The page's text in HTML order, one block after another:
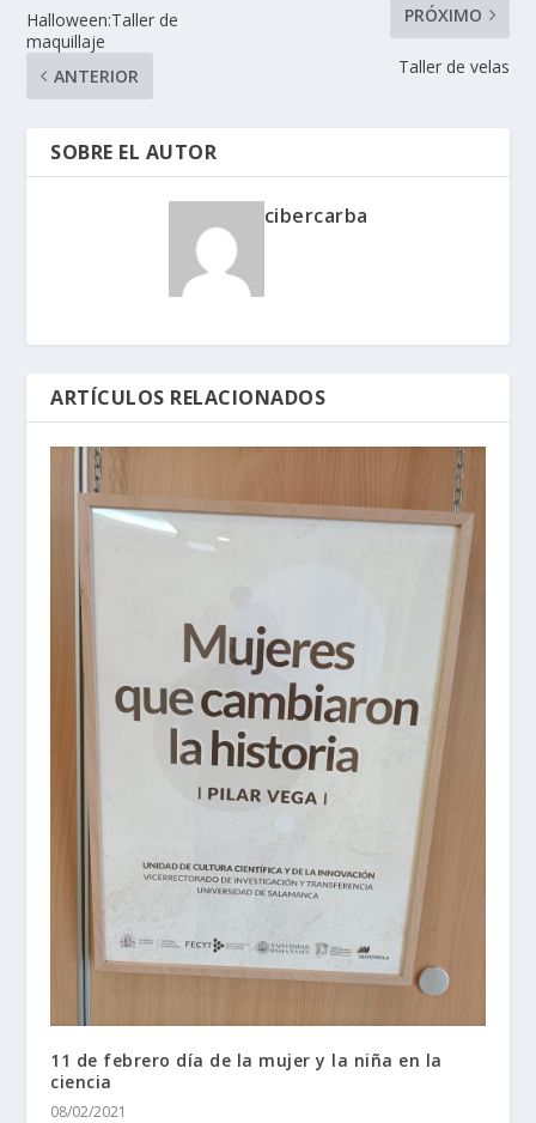
Halloween:Taller de
maquillaje
ANTERIOR
PRÓXIMO
Taller de velas
SOBRE EL AUTOR
cibercarba
ARTÍCULOS RELACIONADOS
11 de febrero día de la mujer y la niña en la
ciencia
08/02/2021